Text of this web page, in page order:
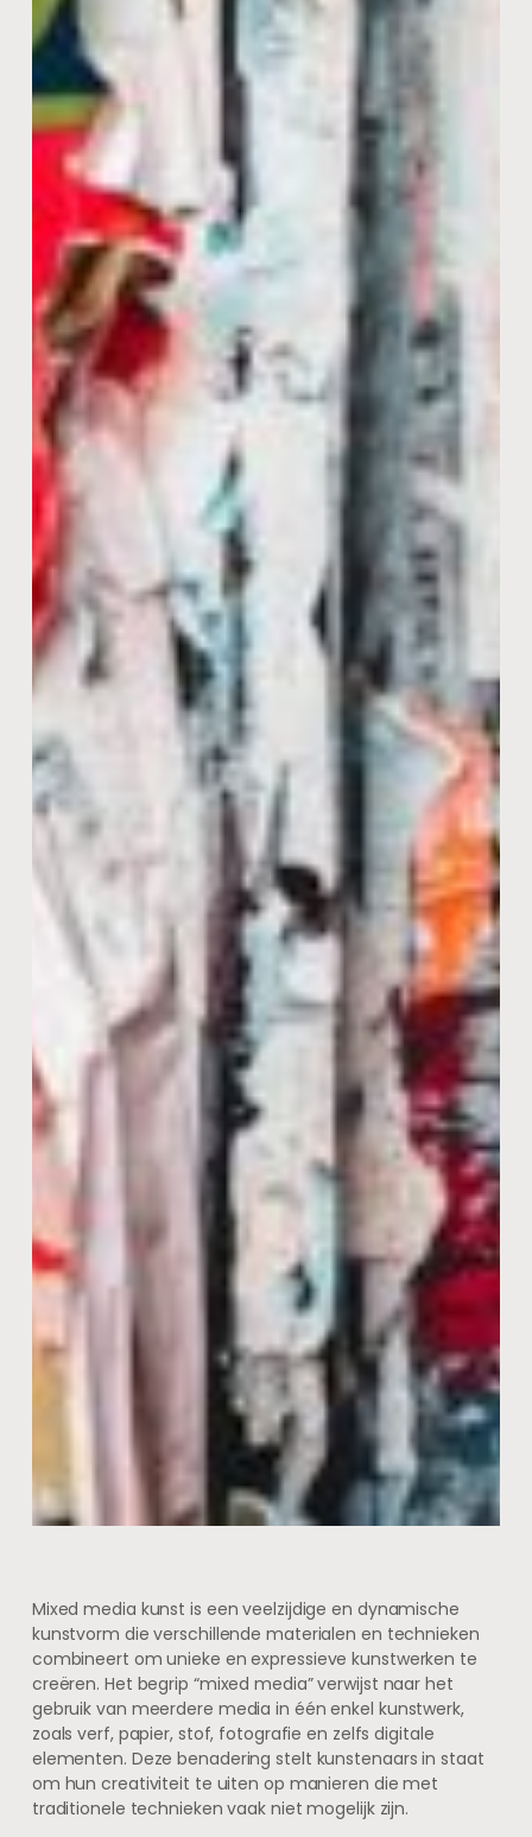
Mixed media kunst is een veelzijdige en dynamische
kunstvorm die verschillende materialen en technieken
combineert om unieke en expressieve kunstwerken te
creëren. Het begrip “mixed media” verwijst naar het
gebruik van meerdere media in één enkel kunstwerk,
zoals verf, papier, stof, fotografie en zelfs digitale
elementen. Deze benadering stelt kunstenaars in staat
om hun creativiteit te uiten op manieren die met
traditionele technieken vaak niet mogelijk zijn.